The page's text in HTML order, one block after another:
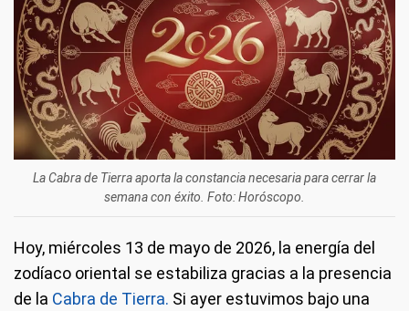
La Cabra de Tierra aporta la constancia necesaria para cerrar la
semana con éxito. Foto: Horóscopo.
Hoy, miércoles 13 de mayo de 2026, la energía del
zodíaco oriental se estabiliza gracias a la presencia
de la Cabra de Tierra. Si ayer estuvimos bajo una